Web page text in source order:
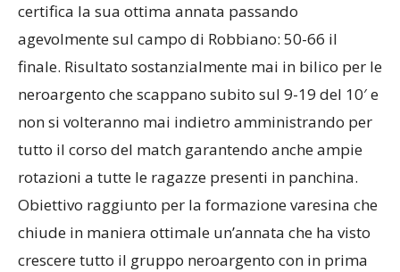
certifica la sua ottima annata passando
agevolmente sul campo di Robbiano: 50-66 il
finale. Risultato sostanzialmente mai in bilico per le
neroargento che scappano subito sul 9-19 del 10′ e
non si volteranno mai indietro amministrando per
tutto il corso del match garantendo anche ampie
rotazioni a tutte le ragazze presenti in panchina.
Obiettivo raggiunto per la formazione varesina che
chiude in maniera ottimale un’annata che ha visto
crescere tutto il gruppo neroargento con in prima